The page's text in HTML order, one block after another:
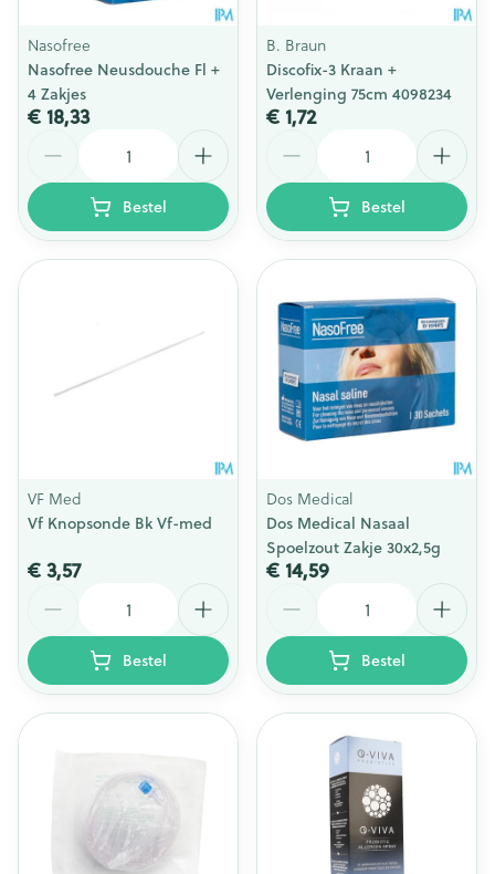
Nasofree
Nasofree Neusdouche Fl +
4 Zakjes
€ 18,33
Bestel
B. Braun
Discofix-3 Kraan +
Verlenging 75cm 4098234
€ 1,72
Bestel
VF Med
Vf Knopsonde Bk Vf-med
€ 3,57
Bestel
Dos Medical
Dos Medical Nasaal
Spoelzout Zakje 30x2,5g
€ 14,59
Bestel